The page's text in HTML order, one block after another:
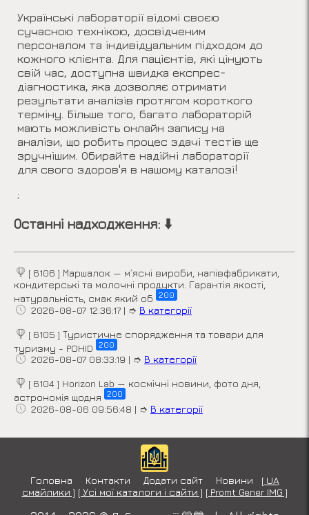
Українські лабораторії відомі своєю
сучасною технікою, досвідченим
персоналом та індивідуальним підходом до
кожного клієнта. Для пацієнтів, які цінують
свій час, доступна швидка експрес-
діагностика, яка дозволяє отримати
результати аналізів протягом короткого
терміну. Більше того, багато лабораторій
мають можливість онлайн запису на
аналізи, що робить процес здачі тестів ще
зручнішим. Обирайте надійні лабораторії
для свого здоров'я в нашому каталозі!
;
Останні надходження: ⬇️
[ 6106 ] Маршалок — м’ясні вироби, напівфабрикати,
кондитерські та молочні продукти. Гарантія якості,
натуральність, смак який об
200
2026-08-07 12:36:17| ➮ В категорії
[ 6105 ] Туристичне спорядження та товари для
туризму - POHID
200
2026-08-07 08:33:19 | ➮ В категорії
[ 6104 ] Horizon Lab — космічні новини, фото дня,
астрономія щодня
200
2026-08-06 09:56:48 | ➮ В категорії
Головна Контакти Додати сайт Новини
[ UA
смайлики ] [ Усі мої каталоги і сайти ] [ Promt Gener IMG ]